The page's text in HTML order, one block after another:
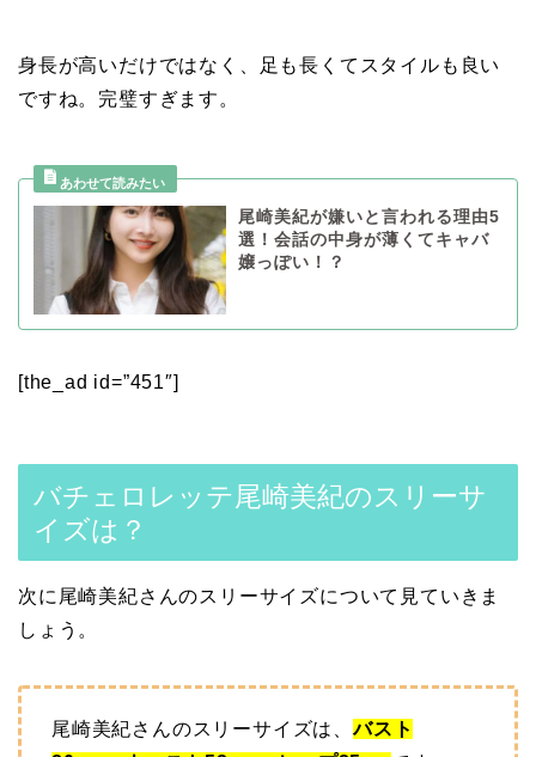
身長が高いだけではなく、足も長くてスタイルも良い
ですね。完璧すぎます。
尾崎美紀が嫌いと言われる理由5
選！会話の中身が薄くてキャバ
嬢っぽい！？
[the_ad id=”451″]
バチェロレッテ尾崎美紀のスリーサ
イズは？
次に尾崎美紀さんのスリーサイズについて見ていきま
しょう。
尾崎美紀さんのスリーサイズは、バスト